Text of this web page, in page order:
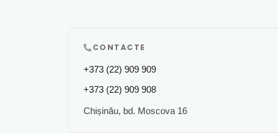
CONTACTE
+373 (22) 909 909
+373 (22) 909 908
Chișinău, bd. Moscova 16